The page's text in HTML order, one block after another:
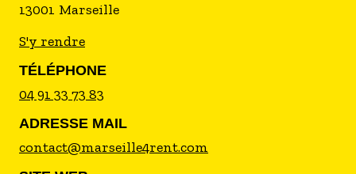
13001 Marseille
S'y rendre
TÉLÉPHONE
04 91 33 73 83
ADRESSE MAIL
contact@marseille4rent.com